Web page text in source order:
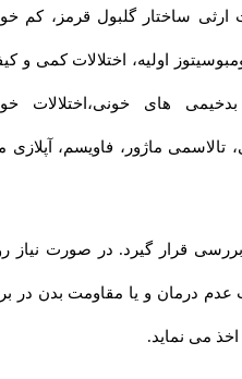
ساختار گلبول قرمز، کم خونی
اولیه، اختلالات کمی و کیفی
های خونی،اختلالات خونی
ماژور، فاویسم، آپلازی مغز
قرار گیرد. در صورت نیاز روند
و یا مقاومت بدن در برابر
نماید.